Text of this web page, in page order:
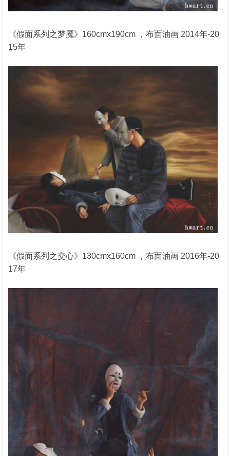
《假面系列之梦魇》160cmx190cm ，布面油画 2014年-20
15年
《假面系列之交心》130cmx160cm ，布面油画 2016年-20
17年